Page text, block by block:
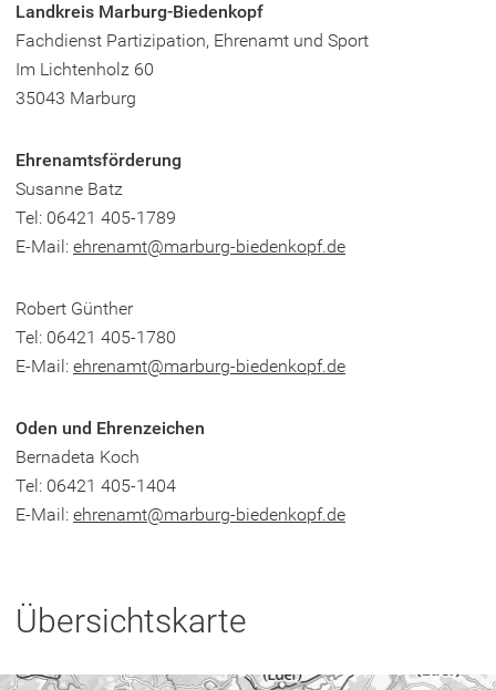
Landkreis Marburg-Biedenkopf
Fachdienst Partizipation, Ehrenamt und Sport
Im Lichtenholz 60
35043 Marburg
Ehrenamtsförderung
Susanne Batz
Tel: 06421 405-1789
E-Mail: ehrenamt marburg-biedenkopf de
Robert Günther
Tel: 06421 405-1780
E-Mail: ehrenamt marburg-biedenkopf de
Oden und Ehrenzeichen
Bernadeta Koch
Tel: 06421 405-1404
E-Mail: ehrenamt marburg-biedenkopf de
Übersichtskarte